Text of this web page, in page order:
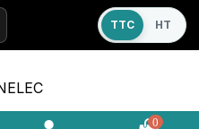
TTC HT
0